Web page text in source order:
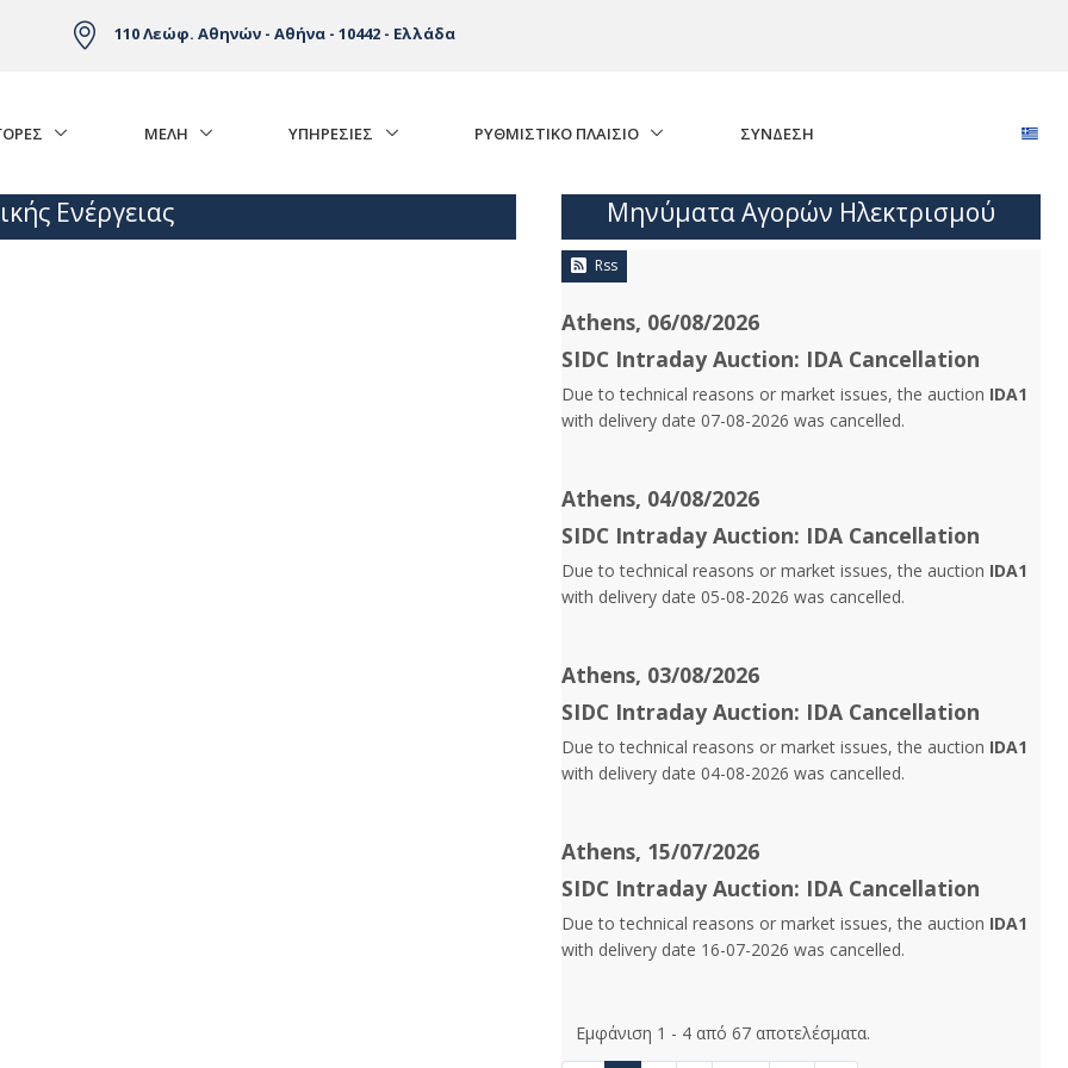
110 Λεώφ. Αθηνών - Αθήνα - 10442 - Ελλάδα
ΜΕΛΗ ΥΠΗΡΕΣΙΕΣ ΡΥΘΜΙΣΤΙΚΟ ΠΛΑΙΣΙΟ ΣΎΝΔΕΣΗ
Ενέργειας Μηνύματα Αγορών Ηλεκτρισμού
Rss
Athens, 06/08/2026
SIDC Intraday Auction: IDA Cancellation
Due to technical reasons or market issues, the auction IDA1
with delivery date 07-08-2026 was cancelled.
Athens, 04/08/2026
SIDC Intraday Auction: IDA Cancellation
Due to technical reasons or market issues, the auction IDA1
with delivery date 05-08-2026 was cancelled.
Athens, 03/08/2026
SIDC Intraday Auction: IDA Cancellation
Due to technical reasons or market issues, the auction IDA1
with delivery date 04-08-2026 was cancelled.
Athens, 15/07/2026
SIDC Intraday Auction: IDA Cancellation
Due to technical reasons or market issues, the auction IDA1
with delivery date 16-07-2026 was cancelled.
Εμφάνιση 1 - 4 από 67 αποτελέσματα.